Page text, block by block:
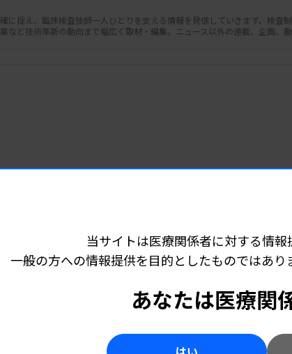
に捉え、臨床検査技師一人ひとりを支える情報を発信していきます。検査
など技術革新の動向まで幅広く取材・編集。ニュース以外の連載、企画、動
製品 2026.07.17 06:10
品】リソバリシブのコンパニオン診断薬
PIK3CA変異検出キット」
当サイトは医療関係者に対する情報
一般の方への情報提供を目的としたものではあり
あなたは医療関